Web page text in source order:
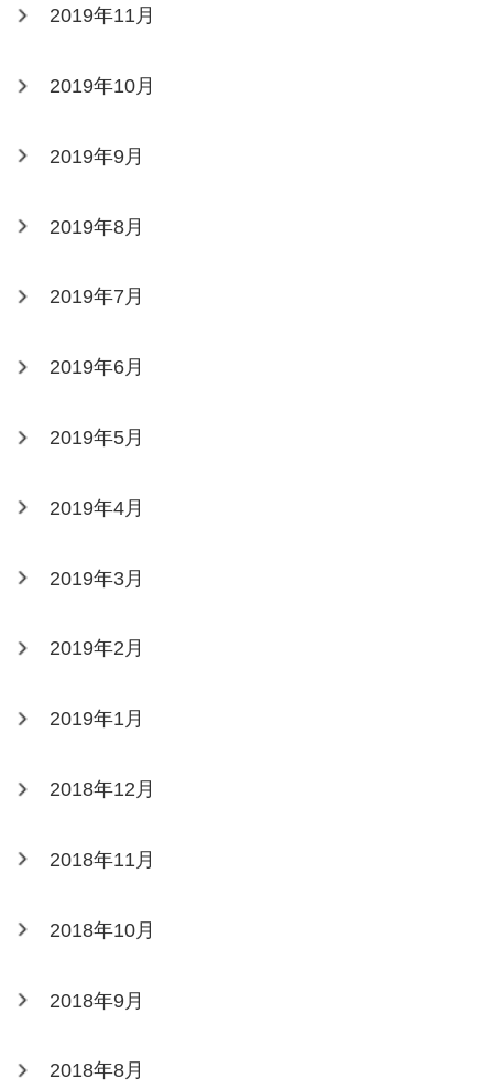
2019年11月
2019年10月
2019年9月
2019年8月
2019年7月
2019年6月
2019年5月
2019年4月
2019年3月
2019年2月
2019年1月
2018年12月
2018年11月
2018年10月
2018年9月
2018年8月